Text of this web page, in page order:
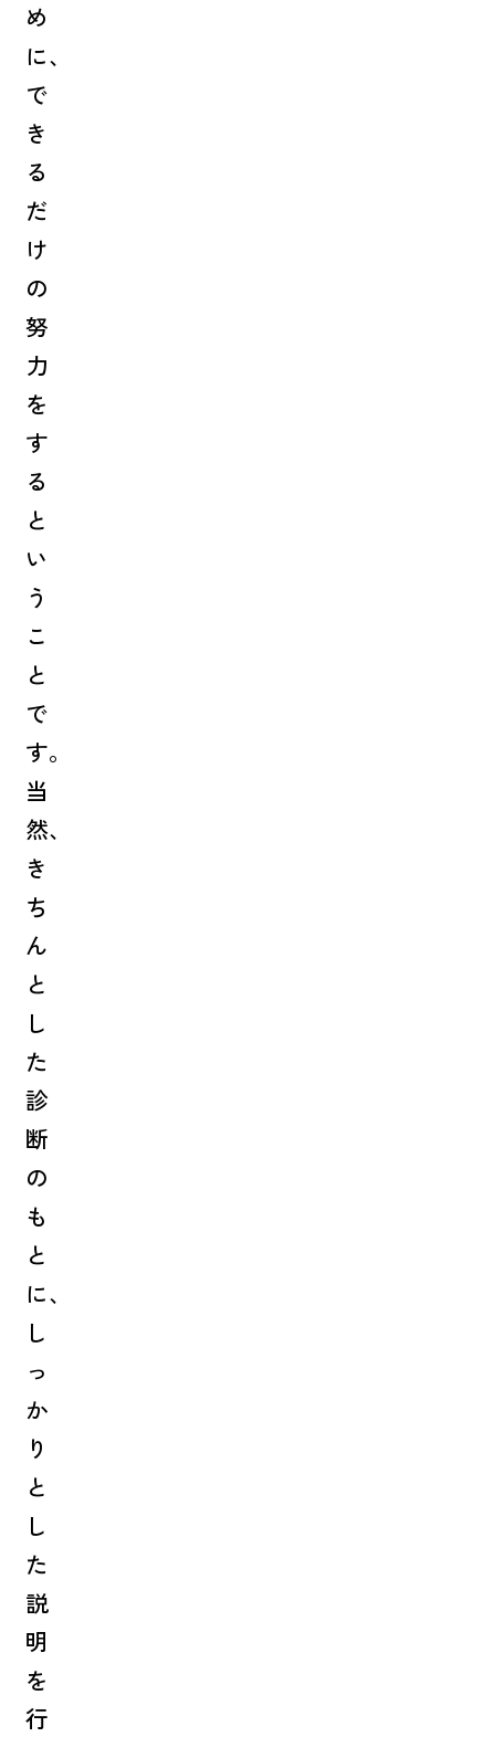
め
に、
で
き
る
だ
け
の
努
力
を
す
る
と
い
う
こ
と
で
す。
当
然、
き
ち
ん
と
し
た
診
断
の
も
と
に、
し
っ
か
り
と
し
た
説
明
を
行